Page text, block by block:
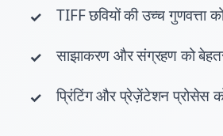
TIFF छवियों की उच्च गुणवत्ता
साझाकरण और संग्रहण को
प्रिंटिंग और प्रेज़ेंटेशन प्रोसेस